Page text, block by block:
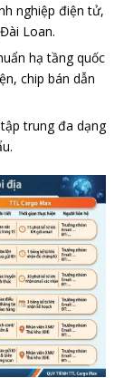
nghiệp điện tử,
Loan.
hạ tầng quốc
chip bán dẫn
trung đa dạng